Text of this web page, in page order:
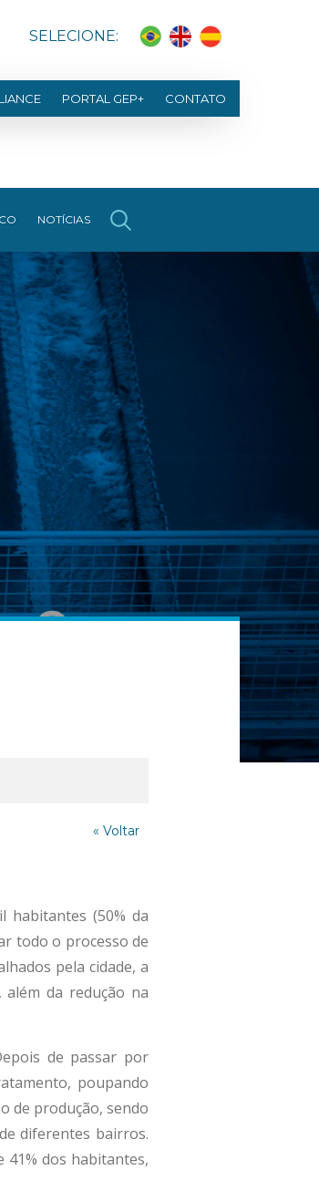
SELECIONE:
PORTAL GEP+ CONTATO
NOTÍCIAS
« Voltar
habitantes (50% da
todo o processo de
pela cidade, a
da redução na
de passar por
poupando
de produção, sendo
diferentes bairros.
41% dos habitantes,